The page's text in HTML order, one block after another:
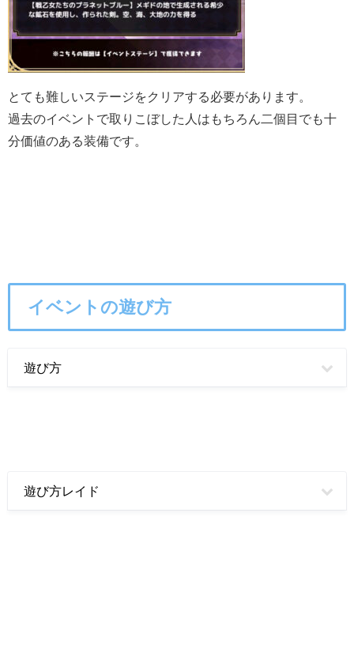
とても難しいステージをクリアする必要があります。
過去のイベントで取りこぼした人はもちろん二個目でも十
分価値のある装備です。
イベントの遊び方
遊び方
遊び方レイド